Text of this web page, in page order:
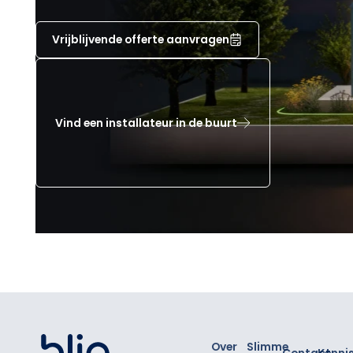
Vrijblijvende offerte aanvragen
Vind een installateur in de buurt
Over
Slimme